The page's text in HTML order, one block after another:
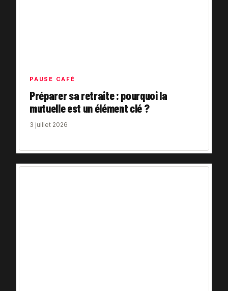
PAUSE CAFÉ
Préparer sa retraite : pourquoi la
mutuelle est un élément clé ?
3 juillet 2026